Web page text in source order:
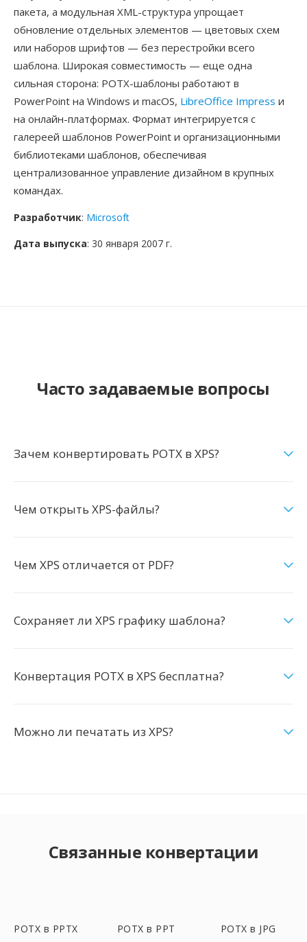
пакета, а модульная XML-структура упрощает
обновление отдельных элементов — цветовых схем
или наборов шрифтов — без перестройки всего
шаблона. Широкая совместимость — еще одна
сильная сторона: POTX-шаблоны работают в
PowerPoint на Windows и macOS, LibreOffice Impress и
на онлайн-платформах. Формат интегрируется с
галереей шаблонов PowerPoint и организационными
библиотеками шаблонов, обеспечивая
централизованное управление дизайном в крупных
командах.
Разработчик: Microsoft
Дата выпуска: 30 января 2007 г.
Часто задаваемые вопросы
Зачем конвертировать POTX в XPS?
Чем открыть XPS-файлы?
Чем XPS отличается от PDF?
Сохраняет ли XPS графику шаблона?
Конвертация POTX в XPS бесплатна?
Можно ли печатать из XPS?
Связанные конвертации
POTX в PPTX POTX в PPT POTX в JPG